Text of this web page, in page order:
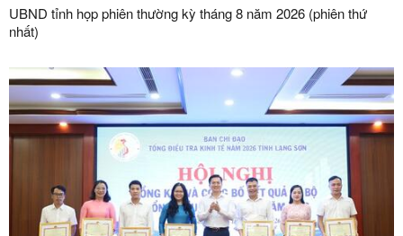
UBND tỉnh họp phiên thường kỳ tháng 8 năm 2026 (phiên thứ
nhất)